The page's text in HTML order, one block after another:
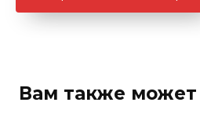
Вам также может